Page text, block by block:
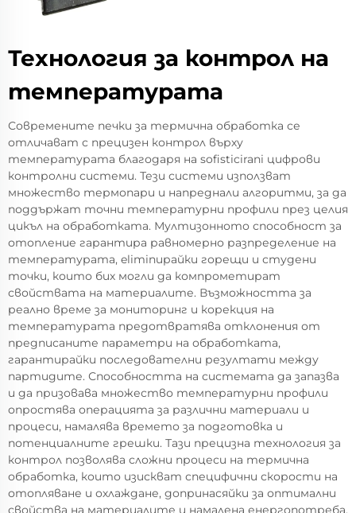
Технология за контрол на
температурата
Современите печки за термична обработка се
отличават с прецизен контрол върху
температурата благодаря на sofisticirani цифрови
контролни системи. Тези системи използват
множество термопари и напреднали алгоритми, за да
поддържат точни температурни профили през целия
цикъл на обработката. Мултизонното способност за
отопление гарантира равномерно разпределение на
температурата, eliminирайки горещи и студени
точки, които бих могли да компрометират
свойствата на материалите. Възможността за
реално време за мониторинг и корекция на
температурата предотвратява отклонения от
предписаните параметри на обработката,
гарантирайки последователни резултати между
партидите. Способността на системата да запазва
и да призовава множество температурни профили
опростява операцията за различни материали и
процеси, намалява времето за подготовка и
потенциалните грешки. Тази прецизна технология за
контрол позволява сложни процеси на термична
обработка, които изискват специфични скорости на
отопляване и охлаждане, допринасяйки за оптимални
свойства на материалите и намалена енергопотреба.